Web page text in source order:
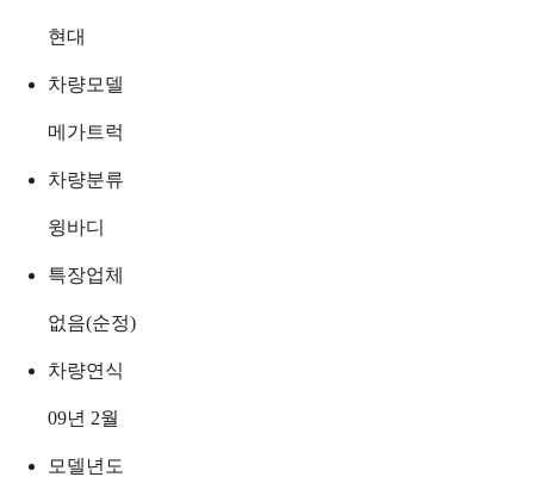
현대
차량모델
메가트럭
차량분류
윙바디
특장업체
없음(순정)
차량연식
09년 2월
모델년도